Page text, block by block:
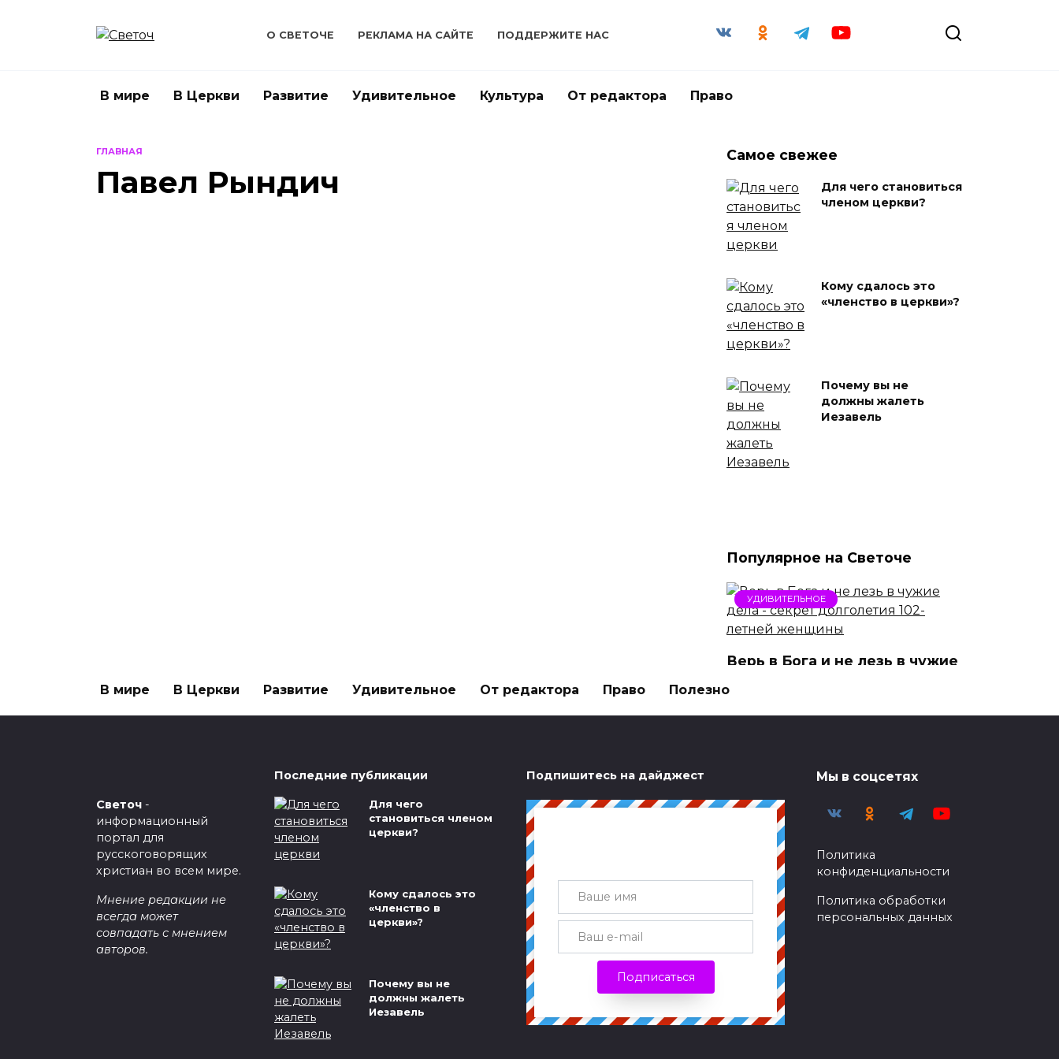
О СВЕТОЧЕ РЕКЛАМА НА САЙТЕ ПОДДЕРЖИТЕ НАС
В мире В Церкви Развитие Удивительное Культура От редактора Право
ГЛАВНАЯ
Павел Рындич
Самое свежее
Для чего становиться
членом церкви?
Кому сдалось это
«членство в церкви»?
Почему вы не
должны жалеть
Иезавель
Популярное на Светоче
УДИВИТЕЛЬНОЕ
Верь в Бога и не лезь в чужие
102-летней женщины
УДИВИТЕЛЬНОЕ
Памяти русского полководца
Александра Васильевича
Суворова (Пастор Михаил
Чайка)
102к.
КУЛЬТУРА
Братья Болдуины благодарят
Бога за жизнь и крещение
своей матери
В мире В Церкви Развитие Удивительное От редактора Право Полезно
Светоч -
информационный
портал для
русскоговорящих
христиан во всем мире.
Мнение редакции не
всегда может
совпадать с мнением
авторов.
Последние публикации
Для чего
становиться членом
церкви?
Кому сдалось это
«членство в
церкви»?
Почему вы не
должны жалеть
Иезавель
Подпишитесь на дайджест
Подписаться
Мы в соцсетях
Политика
конфиденциальности
Политика обработки
персональных данных